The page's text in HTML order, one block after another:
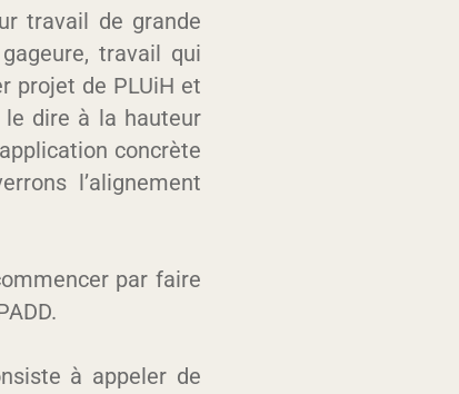
travail de grande
travail qui
projet de PLUiH et
dire à la hauteur
concrète
l’alignement
par faire
à appeler de